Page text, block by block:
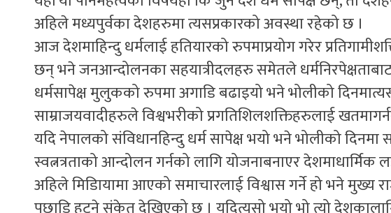
अहिले मध्यपुर्वका देशहरुमा त्यसप्रकारको अवस्था रहेको छ ।
आज देशमाहिन्दु धर्मलाई हतियारको रुपमाप्रयोग गरेर
छन् भने जनआन्दोलनका सहयात्रीदलहरु समेतले
धर्मसापेक्ष मुलुकको रुपमा अगाडि बढाइयो भने भोलीको
साम्राजयवादीहरुले विश्वभरीको प्रगतिशिलशक्तिहरुलाई
यदि नेपालको संविधानहिन्दु धर्म सापेक्ष भयो भने भोलीको
स्वत्नत्रताको आन्दोलन गर्नको लागि योजनाबनाएर देशमाधार्मिक
अहिले मिडिायामा आएको समाचारलाई विश्वास गर्ने हो भने मुख्य